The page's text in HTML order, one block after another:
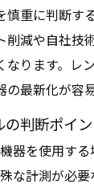
慎重に判断す
減や自社技
なります。レ
の最新化が容
判断ポイ
器を使用す
な計測が必